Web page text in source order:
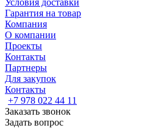
Условия доставки
Гарантия на товар
Компания
О компании
Проекты
Контакты
Партнеры
Для закупок
Контакты
+7 978 022 44 11
Заказать звонок
Задать вопрос